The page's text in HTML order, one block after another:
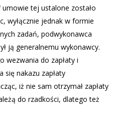
tej ustalone zostało
wyłącznie jednak w formie
zadań, podwykonawca
ją generalnemu wykonawcy.
wezwania do zapłaty i
nakazu zapłaty
iż nie sam otrzymał zapłaty
do rzadkości, dlatego też